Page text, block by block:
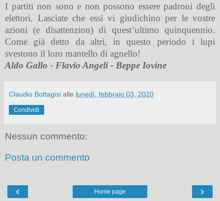
I partiti non sono e non possono essere padroni degli
elettori. Lasciate che essi vi giudichino per le vostre
azioni (e disattenzion) di quest’ultimo quinquennio.
Come già detto da altri, in questo periodo i lupi
svestono il loro mantello di agnello!
Aldo Gallo - Flavio Angeli - Beppe Iovine
Claudio Bottagisi alle lunedì, febbraio 03, 2020
Condividi
Nessun commento:
Posta un commento
‹ ›
Home page